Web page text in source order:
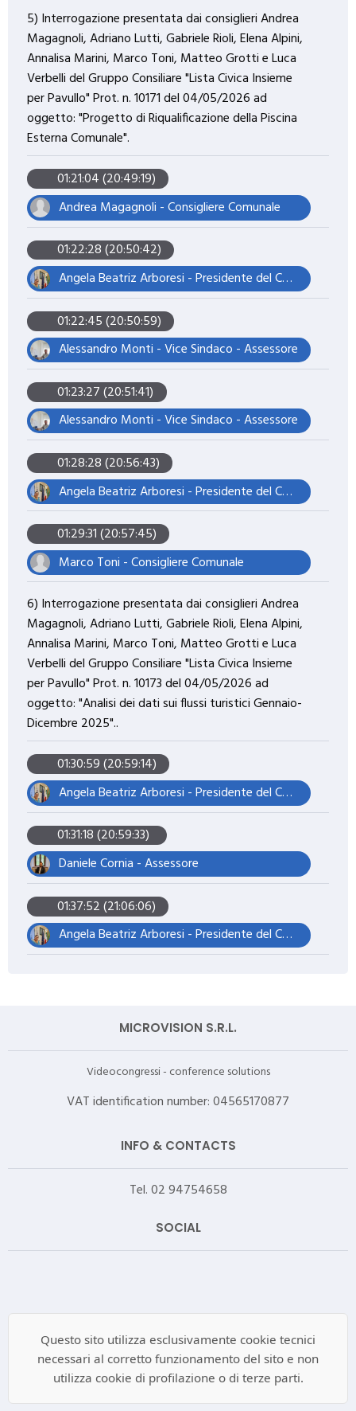
5) Interrogazione presentata dai consiglieri Andrea
Magagnoli, Adriano Lutti, Gabriele Rioli, Elena Alpini,
Annalisa Marini, Marco Toni, Matteo Grotti e Luca
Verbelli del Gruppo Consiliare "Lista Civica Insieme
per Pavullo" Prot. n. 10171 del 04/05/2026 ad
oggetto: "Progetto di Riqualificazione della Piscina
Esterna Comunale".
01:21:04 (20:49:19)
Andrea Magagnoli - Consigliere Comunale
01:22:28 (20:50:42)
Angela Beatriz Arboresi - Presidente del Consiglio Comunale
01:22:45 (20:50:59)
Alessandro Monti - Vice Sindaco - Assessore
01:23:27 (20:51:41)
Alessandro Monti - Vice Sindaco - Assessore
01:28:28 (20:56:43)
Angela Beatriz Arboresi - Presidente del Consiglio Comunale
01:29:31 (20:57:45)
Marco Toni - Consigliere Comunale
6) Interrogazione presentata dai consiglieri Andrea
Magagnoli, Adriano Lutti, Gabriele Rioli, Elena Alpini,
Annalisa Marini, Marco Toni, Matteo Grotti e Luca
Verbelli del Gruppo Consiliare "Lista Civica Insieme
per Pavullo" Prot. n. 10173 del 04/05/2026 ad
oggetto: "Analisi dei dati sui flussi turistici Gennaio-
Dicembre 2025"..
01:30:59 (20:59:14)
Angela Beatriz Arboresi - Presidente del Consiglio Comunale
01:31:18 (20:59:33)
Daniele Cornia - Assessore
01:37:52 (21:06:06)
Angela Beatriz Arboresi - Presidente del Consiglio Comunale
MICROVISION S.R.L.
Videocongressi - conference solutions
VAT identification number: 04565170877
INFO & CONTACTS
Tel. 02 94754658
SOCIAL
Questo sito utilizza esclusivamente cookie tecnici
necessari al corretto funzionamento del sito e non
utilizza cookie di profilazione o di terze parti.